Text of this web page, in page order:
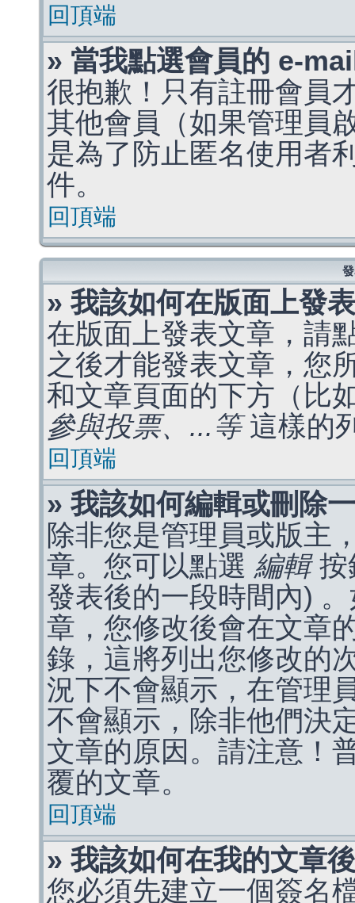
回頂端
» 當我點選會員的 e-
很抱歉！只有註冊會員
其他會員（如果管理員
是為了防止匿名使用者
件。
回頂端
» 我該如何在版面上發
在版面上發表文章，請
之後才能發表文章，您
和文章頁面的下方（比
參與投票、...等這樣的
回頂端
» 我該如何編輯或刪除
除非您是管理員或版主
章。您可以點選 編輯按
發表後的一段時間內)
章，您修改後會在文章
錄，這將列出您修改的
況下不會顯示，在管理
不會顯示，除非他們決
文章的原因。請注意！
覆的文章。
回頂端
» 我該如何在我的文章
您必須先建立一個簽名